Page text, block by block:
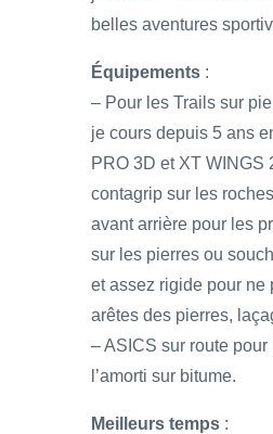
belles aventures
Équipements :
– Pour les Trails sur
je cours depuis 5 ans
PRO 3D et XT WINGS
contagrip sur les
avant arrière pour les
sur les pierres ou
et assez rigide pour ne
arêtes des pierres,
– ASICS sur route pour
l’amorti sur bitume.
Meilleurs temps :